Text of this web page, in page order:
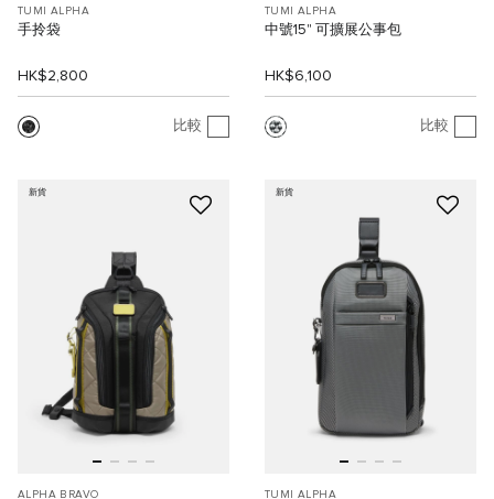
TUMI ALPHA
手拎袋
HK$2,800
比較
TUMI ALPHA
中號15" 可擴展公事包
HK$6,100
比較
新貨
ALPHA BRAVO
新貨
TUMI ALPHA